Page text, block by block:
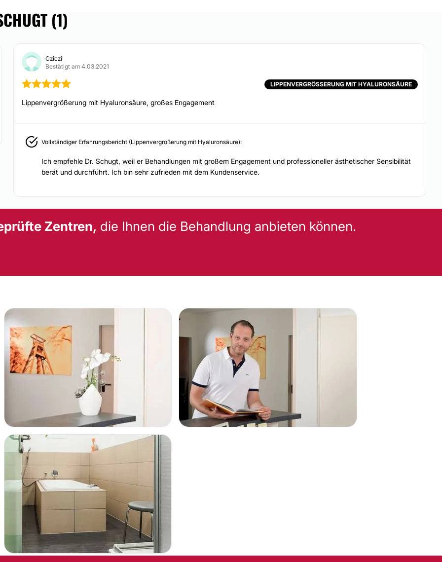
relevanter
sind.
und können
fundierten
(1)
Cziczi
Bestätigt am 4.03.2021
LIPPENVERGRÖSSERUNG MIT HYALURONSÄURE
Lippenvergrößerung mit Hyaluronsäure, großes Engagement
Vollständiger Erfahrungsbericht (Lippenvergrößerung mit Hyaluronsäure):
Ich empfehle Dr. Schugt, weil er Behandlungen mit großem Engagement und professioneller ästhetischer Sensibilität
berät und durchführt. Ich bin sehr zufrieden mit dem Kundenservice.
Zentren, die Ihnen die Behandlung anbieten können.